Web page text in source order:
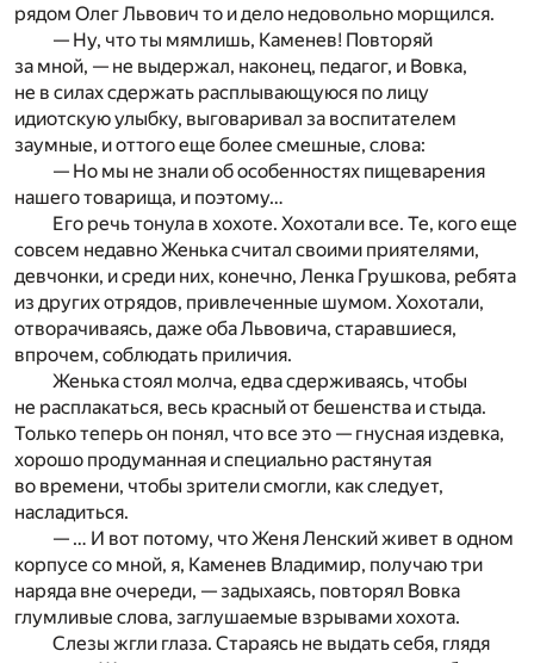
рядом Олег Львович то и дело недовольно морщился.
— Ну, что ты мямлишь, Каменев! Повторяй
за мной, — не выдержал, наконец, педагог, и Вовка,
не в силах сдержать расплывающуюся по лицу
идиотскую улыбку, выговаривал за воспитателем
заумные, и оттого еще более смешные, слова:
— Но мы не знали об особенностях пищеварения
нашего товарища, и поэтому…
Его речь тонула в хохоте. Хохотали все. Те, кого еще
совсем недавно Женька считал своими приятелями,
девчонки, и среди них, конечно, Ленка Грушкова, ребята
из других отрядов, привлеченные шумом. Хохотали,
отворачиваясь, даже оба Львовича, старавшиеся,
впрочем, соблюдать приличия.
Женька стоял молча, едва сдерживаясь, чтобы
не расплакаться, весь красный от бешенства и стыда.
Только теперь он понял, что все это — гнусная издевка,
хорошо продуманная и специально растянутая
во времени, чтобы зрители смогли, как следует,
насладиться.
— … И вот потому, что Женя Ленский живет в одном
корпусе со мной, я, Каменев Владимир, получаю три
наряда вне очереди, — задыхаясь, повторял Вовка
глумливые слова, заглушаемые взрывами хохота.
Слезы жгли глаза. Стараясь не выдать себя, глядя